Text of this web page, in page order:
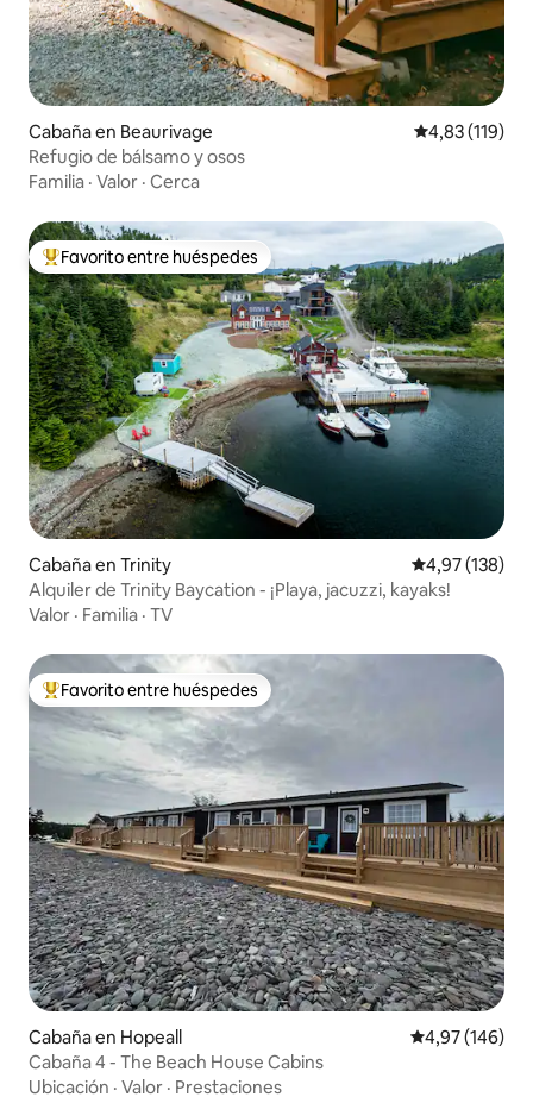
Cabaña en Beaurivage Calificación
4,83 (119)
Refugio de bálsamo y osos
Familia · Valor · Cerca
Favorito entre los huéspedes más destacados
Favorito entre huéspedes
Cabaña en Trinity Calificación
4,97 (138)
Alquiler de Trinity Baycation - ¡Playa, jacuzzi, kayaks!
Valor · Familia · TV
Favorito entre los huéspedes más destacados
Favorito entre huéspedes
Cabaña en Hopeall Calificación
4,97 (146)
Cabaña 4 - The Beach House Cabins
Ubicación · Valor · Prestaciones